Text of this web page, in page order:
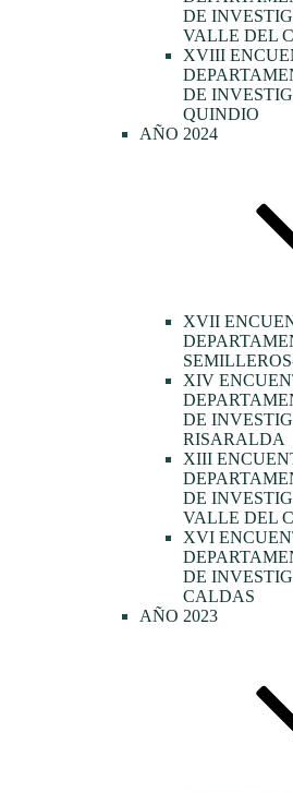
DE
VALLE DEL
XVIII
DE
QUINDIO
AÑO 2024
XVII
XIV
DE
RISARALDA
XIII
DE
VALLE DEL
XVI
DE
CALDAS
AÑO 2023